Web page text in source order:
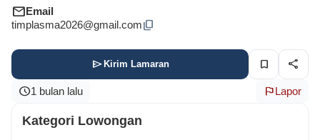
emailEmail
timplasma2026@gmail.comcontent_copy
send Kirim Lamaran bookmark
share
schedule1 bulan lalu flagLapor
Kategori Lowongan